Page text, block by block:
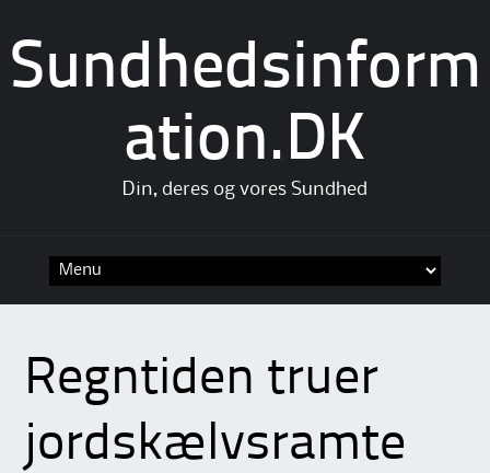
Sundhedsinform
ation.DK
Din, deres og vores Sundhed
Regntiden truer
jordskælvsramte